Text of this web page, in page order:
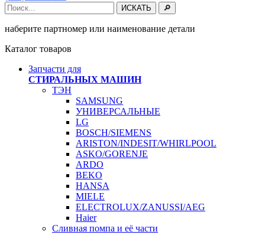
наберите партномер или наименование детали
Каталог товаров
Запчасти для
СТИРАЛЬНЫХ МАШИН
ТЭН
SAMSUNG
УНИВЕРСАЛЬНЫЕ
LG
BOSCH/SIEMENS
ARISTON/INDESIT/WHIRLPOOL
ASKO/GORENJE
ARDO
BEKO
HANSA
MIELE
ELECTROLUX/ZANUSSI/AEG
Haier
Сливная помпа и её части